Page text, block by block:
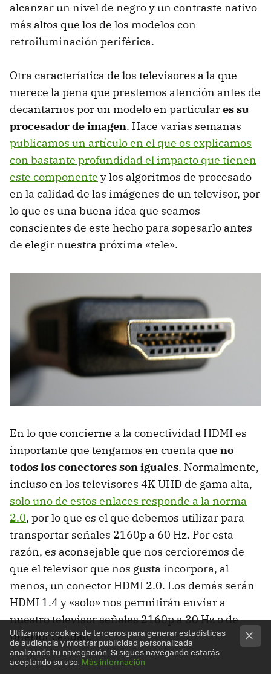
alcanzar un nivel de negro y un contraste nativo
más altos que los de los modelos con
retroiluminación periférica.
Otra característica de los televisores a la que
merece la pena que prestemos atención antes de
decantarnos por un modelo en particulares su
procesador de imagen. Hace varias semanas
publicamos un artículo en el que os explicamos
con bastante profundidad el impacto que tienen
este componente y los algoritmos de procesado
en la calidad de las imágenes de un televisor, por
lo que es una buena idea que seamos
conscientes de este hecho para sopesarlo antes
de elegir nuestra próxima «tele».
En lo que concierne a la conectividad HDMI es
importante que tengamos en cuenta que no
todos los conectores son iguales. Normalmente,
incluso en los televisores 4K UHD de gama alta,
solo uno de estos enlaces responde a la norma
2.0, por lo que es el que debemos utilizar para
transportar señales 2160p a 60 Hz. Por esta
razón, es aconsejable que nos cercioremos de
que el televisor que nos gusta incorpora, al
menos, un conector HDMI 2.0. Los demás serán
HDMI 1.4 y «solo» nos permitirán enviar a
nuestro televisor señales 2160p a 30 Hz o de
inferior calidad.
Utilizamos cookies de terceros para generar estadísticas
de audiencia y mostrar publicidad personalizada
analizando tu navegación. Si sigues navegando estarás
aceptando su uso. Más información